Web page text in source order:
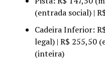
(entrada social) |
Cadeira Inferior:
legal) | R$ 255,50
(inteira)